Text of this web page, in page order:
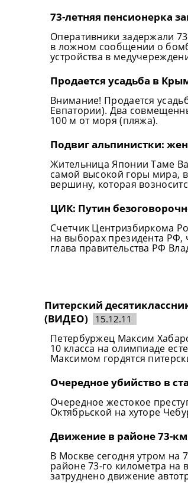
73-летняя пенсионерка
Оперативники задержали
в ложном сообщении о
устройства в
Продается усадьба в
Внимание! Продается
Евпатории). Два
100 м от моря (пляжа).
Подвиг альпинистки:
Жительница Японии Таме
самой высокой горы мира,
вершину, которая
ЦИК: Путин
Счетчик Центризбиркома
на выборах президента РФ,
глава правительства РФ
Питерский
(ВИДЕО)
15.12.11
Петербуржец Максим
10 класса на олимпиаде
Максимом гордятся
Очередное убийство в
Очередное жестокое
Октябрьской на хуторе
Движение в районе 73-
В Москве сегодня утром
районе 73-го километра
затруднено движение